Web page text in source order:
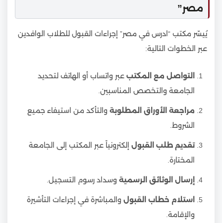
مصر”
يُيسّر مكتب “ادرس في مصر” إجراءات القبول للطلاب الوافدين
عبر الخطوات التالية:
التواصل مع المكتب عبر واتساب أو الهاتف لتحديد
الجامعة والتخصص المناسبين.
مراجعة الأوراق المطلوبة والتأكد من استيفاء جميع
الشروط.
تقديم طلب القبول إلكترونياً عبر المكتب إلى الجامعة
المختارة.
إرسال الوثائق الرسمية وسداد رسوم التسجيل.
استلام خطاب القبول والمباشرة في إجراءات التأشيرة
والإقامة.